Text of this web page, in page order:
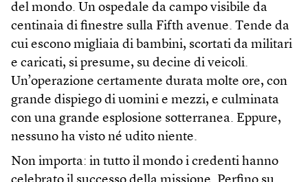
del mondo. Un ospedale da campo visibile da
centinaia di finestre sulla Fifth avenue. Tende da
cui escono migliaia di bambini, scortati da militari
e caricati, si presume, su decine di veicoli.
Un’operazione certamente durata molte ore, con
grande dispiego di uomini e mezzi, e culminata
con una grande esplosione sotterranea. Eppure,
nessuno ha visto né udito niente.
Non importa: in tutto il mondo i credenti hanno